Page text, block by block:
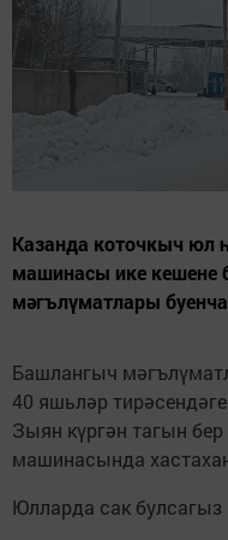
Казанда коточкыч юл
машинасы ике кешене
мәгълүматлары
Башлангыч
40 яшьләр
Зыян күргән тагын
машинасында
Юлларда сак булсагыз